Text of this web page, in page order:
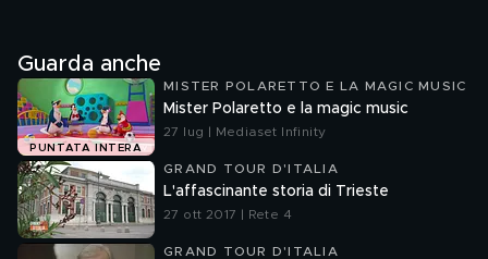
Guarda anche
PUNTATA INTERA
MISTER POLARETTO E LA MAGIC MUSIC
Mister Polaretto e la magic music
27 lug | Mediaset Infinity
GRAND TOUR D'ITALIA
L'affascinante storia di Trieste
27 ott 2017 | Rete 4
GRAND TOUR D'ITALIA